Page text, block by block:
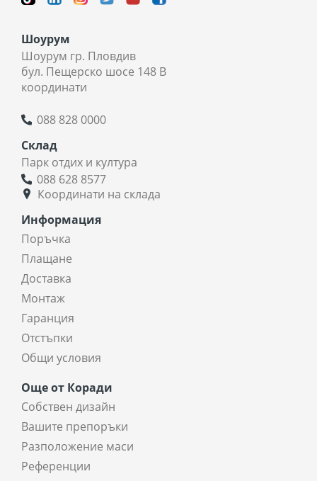
Шоурум
Шоурум гр. Пловдив
бул. Пещерско шосе 148 В
координати
088 828 0000
Склад
Парк отдих и култура
088 628 8577
Координати на склада
Информация
Поръчка
Плащане
Доставка
Монтаж
Гаранция
Отстъпки
Общи условия
Още от Коради
Собствен дизайн
Вашите препоръки
Разположение маси
Референции